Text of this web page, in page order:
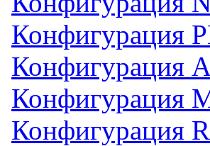
Конфигурация
Конфигурация
Конфигурация
Конфигурация